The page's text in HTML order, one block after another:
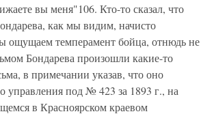
вы меня"106. Кто-то сказал, что
как мы видим, начисто
ощущаем темперамент бойца, отнюдь не
Бондарева произошли какие-то
в примечании указав, что оно
управления под № 423 за 1893 г., на
в Красноярском краевом